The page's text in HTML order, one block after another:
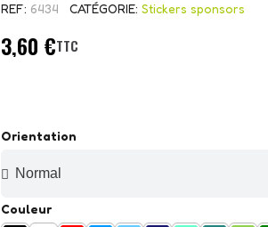
REF 6434 CATÉGORIE Stickers sponsors
3,60 €TTC
Orientation
Couleur